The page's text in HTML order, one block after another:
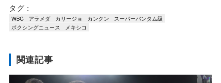
タグ：
WBC アラメダ カリージョ カンクン
スーパーバンタム級
ボクシングニュース
メキシコ
関連記事